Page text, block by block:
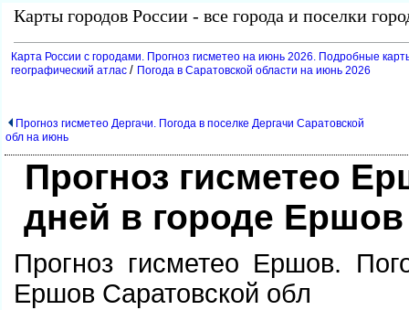
Карты городов России - все города и поселки
Карта России с городами. Прогноз гисметео на июнь 2026. Подробные
еографический атлас / Погода в Саратовской области на июнь 2026
Прогноз гисметео Дергачи. Погода в поселке Дергачи Саратовской
обл на июнь
Прогноз гисметео
дней в городе
Прогноз гисметео Ершов.
Ершов Саратовской обл